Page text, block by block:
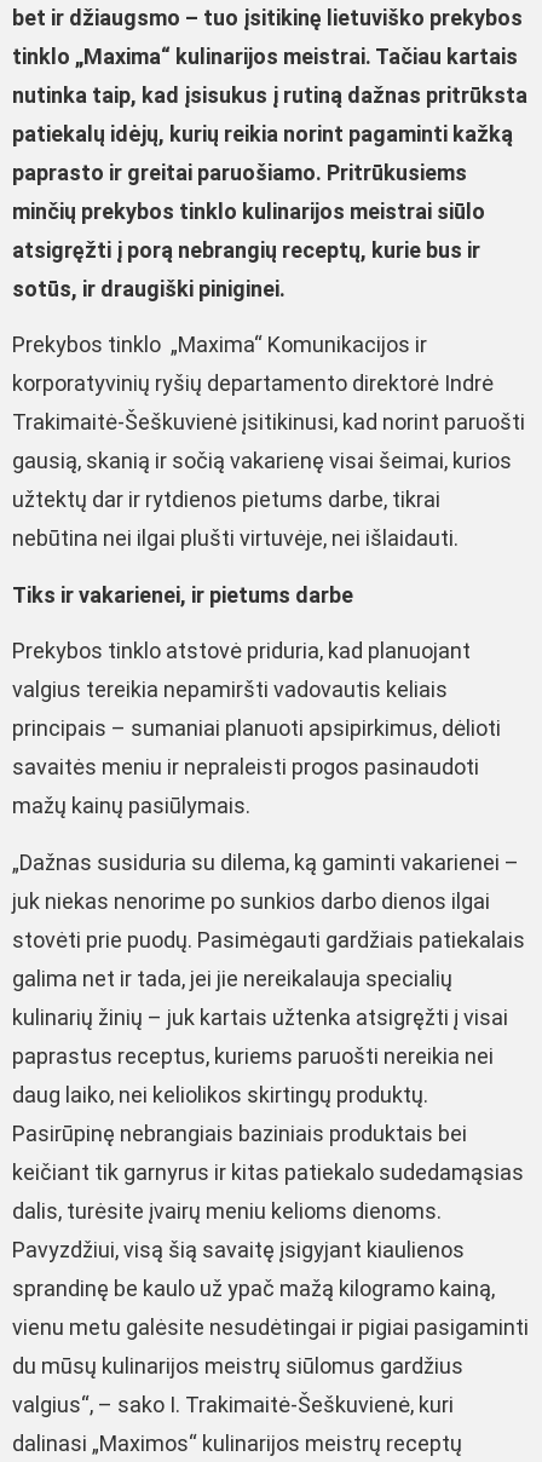
bet ir džiaugsmo – tuo įsitikinę lietuviško prekybos
tinklo „Maxima“ kulinarijos meistrai. Tačiau kartais
nutinka taip, kad įsisukus į rutiną dažnas pritrūksta
patiekalų idėjų, kurių reikia norint pagaminti kažką
paprasto ir greitai paruošiamo. Pritrūkusiems
minčių prekybos tinklo kulinarijos meistrai siūlo
atsigręžti į porą nebrangių receptų, kurie bus ir
sotūs, ir draugiški piniginei.
Prekybos tinklo „Maxima“ Komunikacijos ir
korporatyvinių ryšių departamento direktorė Indrė
Trakimaitė-Šeškuvienė įsitikinusi, kad norint paruošti
gausią, skanią ir sočią vakarienę visai šeimai, kurios
užtektų dar ir rytdienos pietums darbe, tikrai
nebūtina nei ilgai plušti virtuvėje, nei išlaidauti.
Tiks ir vakarienei, ir pietums darbe
Prekybos tinklo atstovė priduria, kad planuojant
valgius tereikia nepamiršti vadovautis keliais
principais – sumaniai planuoti apsipirkimus, dėlioti
savaitės meniu ir nepraleisti progos pasinaudoti
mažų kainų pasiūlymais.
„Dažnas susiduria su dilema, ką gaminti vakarienei –
juk niekas nenorime po sunkios darbo dienos ilgai
stovėti prie puodų. Pasimėgauti gardžiais patiekalais
galima net ir tada, jei jie nereikalauja specialių
kulinarių žinių – juk kartais užtenka atsigręžti į visai
paprastus receptus, kuriems paruošti nereikia nei
daug laiko, nei keliolikos skirtingų produktų.
Pasirūpinę nebrangiais baziniais produktais bei
keičiant tik garnyrus ir kitas patiekalo sudedamąsias
dalis, turėsite įvairų meniu kelioms dienoms.
Pavyzdžiui, visą šią savaitę įsigyjant kiaulienos
sprandinę be kaulo už ypač mažą kilogramo kainą,
vienu metu galėsite nesudėtingai ir pigiai pasigaminti
du mūsų kulinarijos meistrų siūlomus gardžius
valgius“, – sako I. Trakimaitė-Šeškuvienė, kuri
dalinasi „Maximos“ kulinarijos meistrų receptų